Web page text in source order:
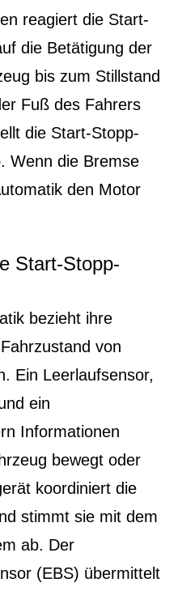
reagiert die Start-
die Betätigung der
bis zum Stillstand
Fuß des Fahrers
die Start-Stopp-
Wenn die Bremse
den Motor
Start-Stopp-
bezieht ihre
von
Ein Leerlaufsensor,
ein
Informationen
bewegt oder
koordiniert die
stimmt sie mit dem
ab. Der
(EBS) übermittelt